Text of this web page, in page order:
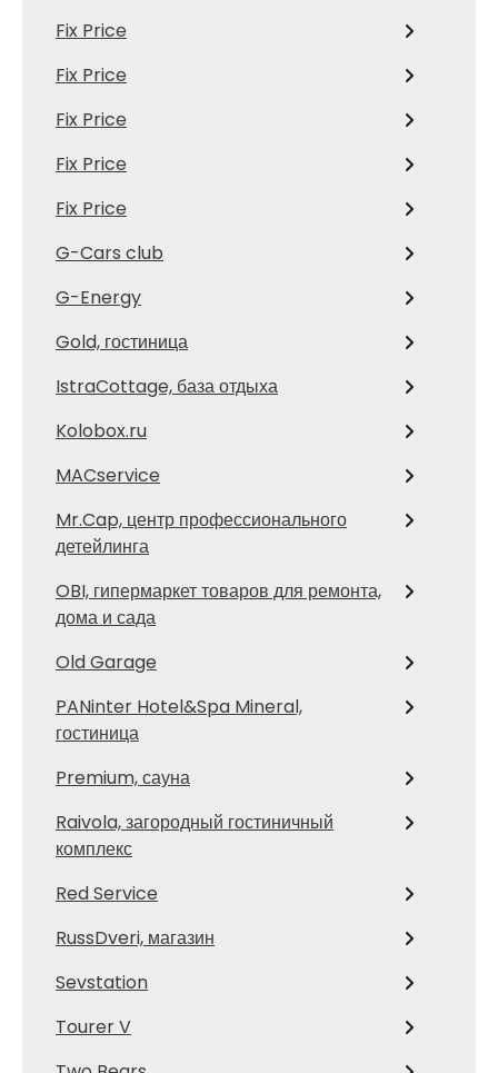
Fix Price
Fix Price
Fix Price
Fix Price
Fix Price
G-Cars club
G-Energy
Gold, гостиница
IstraCottage, база отдыха
Kolobox.ru
MACservice
Mr.Cap, центр профессионального
детейлинга
OBI, гипермаркет товаров для ремонта,
дома и сада
Old Garage
PANinter Hotel&Spa Mineral,
гостиница
Premium, сауна
Raivola, загородный гостиничный
комплекс
Red Service
RussDveri, магазин
Sevstation
Tourer V